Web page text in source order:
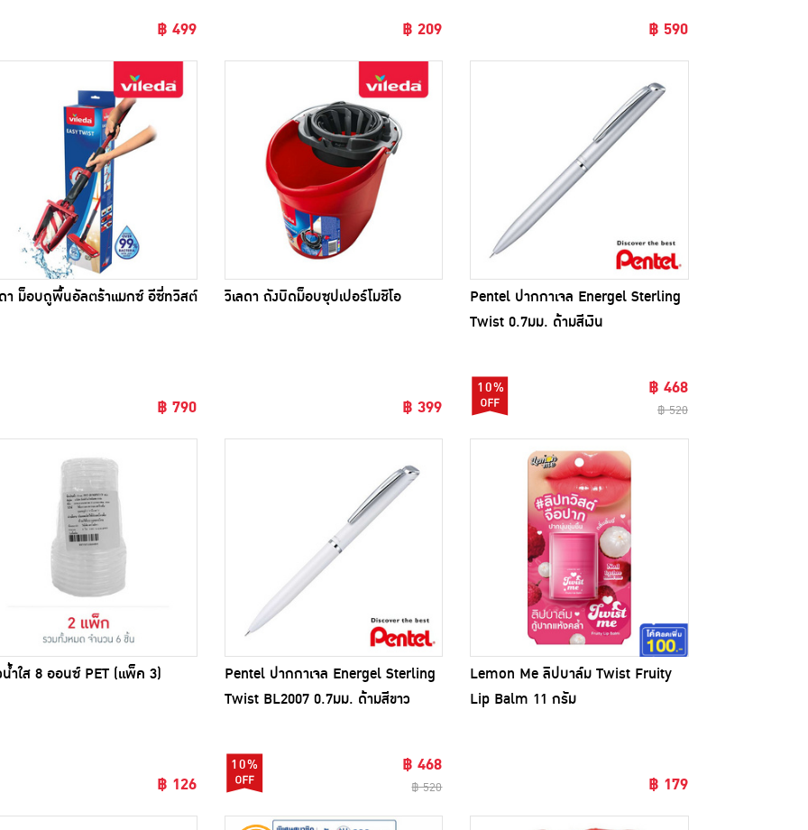
฿ 499 ฿ 209 ฿ 590
า ม็อบถูพื้นอัลตร้าแมกซ์ อีซี่ทวิสต์
฿ 790
วิเลดา ถังบิดม็อบซุปเปอร์โมชิโอ
฿ 399
Pentel ปากกาเจล Energel Sterling
Twist 0.7มม. ด้ามสีเงิน
10% ฿ 468
฿ 520
ำใส 8 ออนซ์ PET (แพ็ค 3)
฿ 126
Pentel ปากกาเจล Energel Sterling
Twist BL2007 0.7มม. ด้ามสีขาว
10% ฿ 468
฿ 520
Lemon Me ลิปบาล์ม Twist Fruity
Lip Balm 11 กรัม
฿ 179